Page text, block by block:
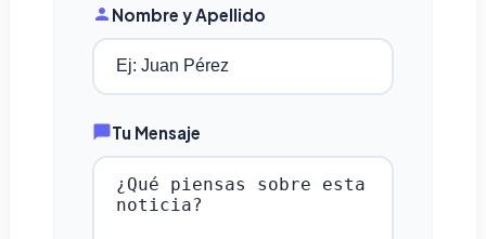
Nombre y Apellido
Tu Mensaje